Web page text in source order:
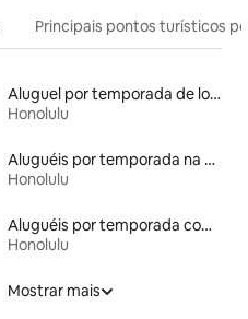
Principais pontos turísticos
Aluguel por temporada de lofts
Honolulu
Aluguéis por temporada na orla
Honolulu
Aluguéis por temporada com acesso ao lago
Honolulu
Mostrar mais